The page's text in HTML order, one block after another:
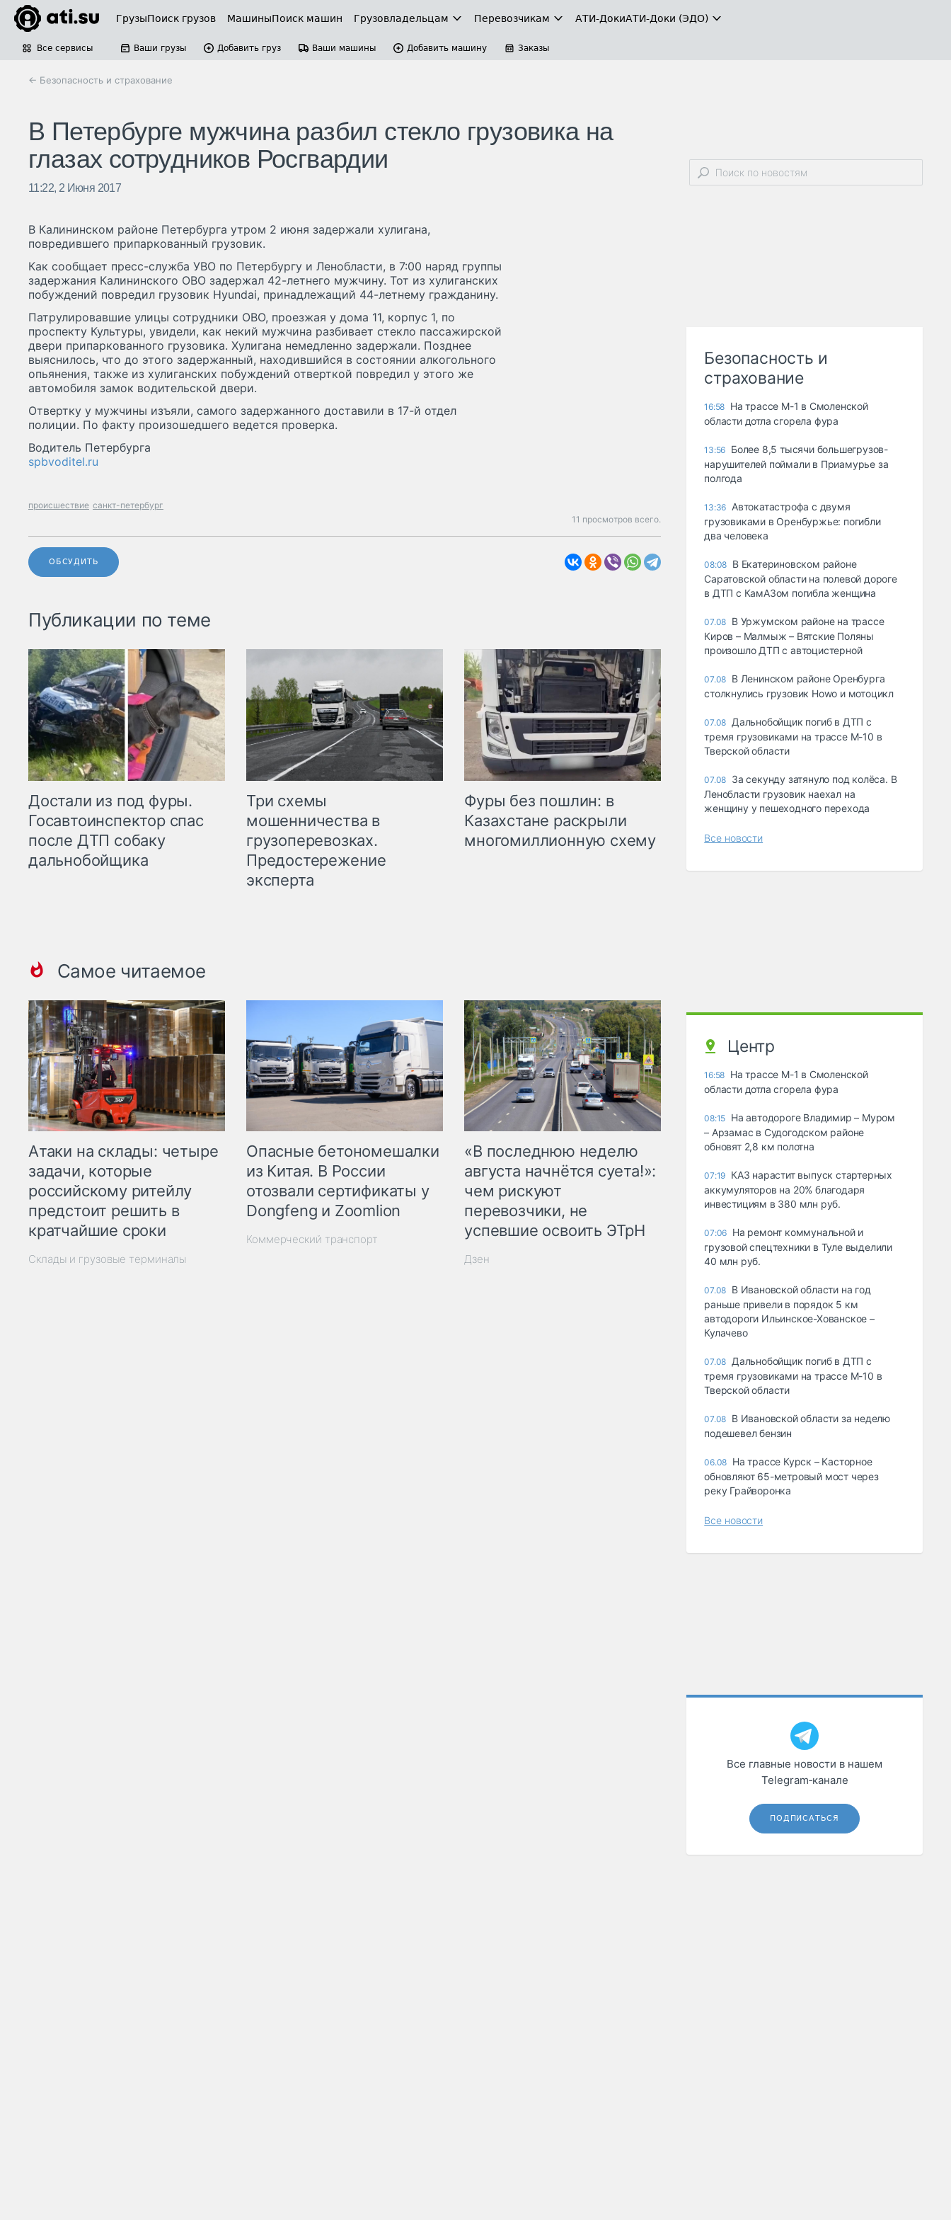
ГрузыПоиск грузов МашиныПоиск машин Грузовладельцам Перевозчикам АТИ-ДокиАТИ-Доки (ЭДО)
Все сервисы Ваши грузы Добавить груз Ваши машины Добавить машину Заказы
← Безопасность и страхование
В Петербурге мужчина разбил стекло грузовика на
глазах сотрудников Росгвардии
11:22, 2 Июня 2017
В Калининском районе Петербурга утром 2 июня задержали хулигана,
повредившего припаркованный грузовик.
Как сообщает пресс-служба УВО по Петербургу и Ленобласти, в 7:00 наряд группы
задержания Калининского ОВО задержал 42-летнего мужчину. Тот из хулиганских
побуждений повредил грузовик Hyundai, принадлежащий 44-летнему гражданину.
Патрулировавшие улицы сотрудники ОВО, проезжая у дома 11, корпус 1, по
проспекту Культуры, увидели, как некий мужчина разбивает стекло пассажирской
двери припаркованного грузовика. Хулигана немедленно задержали. Позднее
выяснилось, что до этого задержанный, находившийся в состоянии алкогольного
опьянения, также из хулиганских побуждений отверткой повредил у этого же
автомобиля замок водительской двери.
Отвертку у мужчины изъяли, самого задержанного доставили в 17-й отдел
полиции. По факту произошедшего ведется проверка.
Водитель Петербурга
spbvoditel.ru
происшествие санкт-петербург
11 просмотров всего.
ОБСУДИТЬ
Публикации по теме
Достали из под фуры.
Госавтоинспектор спас
после ДТП собаку
дальнобойщика
Три схемы
мошенничества в
грузоперевозках.
Предостережение
эксперта
Фуры без пошлин: в
Казахстане раскрыли
многомиллионную схему
Самое читаемое
Атаки на склады: четыре
задачи, которые
российскому ритейлу
предстоит решить в
кратчайшие сроки
Склады и грузовые терминалы
Опасные бетономешалки
из Китая. В России
отозвали сертификаты у
Dongfeng и Zoomlion
Коммерческий транспорт
«В последнюю неделю
августа начнётся суета!»:
чем рискуют
перевозчики, не
успевшие освоить ЭТрН
Дзен
Безопасность и
страхование
16:58 На трассе М-1 в Смоленской
области дотла сгорела фура
13:56 Более 8,5 тысячи большегрузов-
нарушителей поймали в Приамурье за
полгода
13:36 Автокатастрофа с двумя
грузовиками в Оренбуржье: погибли
два человека
08:08 В Екатериновском районе
Саратовской области на полевой дороге
в ДТП с КамАЗом погибла женщина
07.08 В Уржумском районе на трассе
Киров – Малмыж – Вятские Поляны
произошло ДТП с автоцистерной
07.08 В Ленинском районе Оренбурга
столкнулись грузовик Howo и мотоцикл
07.08 Дальнобойщик погиб в ДТП с
тремя грузовиками на трассе М-10 в
Тверской области
07.08 За секунду затянуло под колёса. В
Ленобласти грузовик наехал на
женщину у пешеходного перехода
Все новости
Центр
16:58 На трассе М-1 в Смоленской
области дотла сгорела фура
08:15 На автодороге Владимир – Муром
– Арзамас в Судогодском районе
обновят 2,8 км полотна
07:19 КАЗ нарастит выпуск стартерных
аккумуляторов на 20% благодаря
инвестициям в 380 млн руб.
07:06 На ремонт коммунальной и
грузовой спецтехники в Туле выделили
40 млн руб.
07.08 В Ивановской области на год
раньше привели в порядок 5 км
автодороги Ильинское-Хованское –
Кулачево
07.08 Дальнобойщик погиб в ДТП с
тремя грузовиками на трассе М-10 в
Тверской области
07.08 В Ивановской области за неделю
подешевел бензин
06.08 На трассе Курск – Касторное
обновляют 65-метровый мост через
реку Грайворонка
Все новости
Все главные новости в нашем
Telegram‑канале
ПОДПИСАТЬСЯ